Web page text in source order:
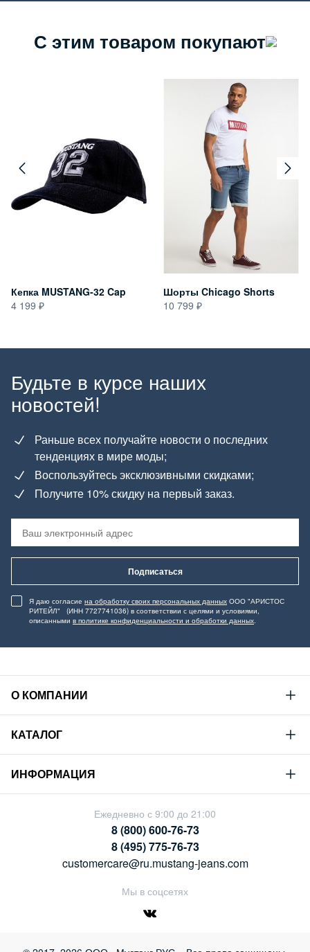
С этим товаром покупают
Кепка MUSTANG-32 Cap
4 199
Шорты Chicago Shorts
10 799
Будьте в курсе наших
новостей!
Раньше всех получайте новости о последних
тенденциях в мире моды;
Воспользуйтесь эксклюзивными скидками;
Получите 10% скидку на первый заказ.
Подписаться
Я даю согласие на обработку своих персональных данных ООО "АРИСТОС
РИТЕЙЛ" (ИНН 7727741036) в соответствии с целями и условиями,
описанными в политике конфиденциальности и обработки данных.
О КОМПАНИИ
Mustang
Философия
Устойчивое развитие
Сотрудничество
КАТАЛОГ
Новая коллекция
Гид по мужскому дениму
Гид по женскому дениму
ИНФОРМАЦИЯ
Условия продажи
Политика конфиденциальности
Ежедневно с 9:00 до 21:00
8 (800) 600-76-73
8 (495) 775-76-73
customercare@ru.mustang-jeans.com
Мы в соцсетях